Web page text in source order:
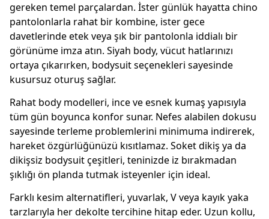
gereken temel parçalardan. İster günlük hayatta chino
pantolonlarla rahat bir kombine, ister gece
davetlerinde etek veya şık bir pantolonla iddialı bir
görünüme imza atın. Siyah body, vücut hatlarınızı
ortaya çıkarırken, bodysuit seçenekleri sayesinde
kusursuz oturuş sağlar.
Rahat body modelleri, ince ve esnek kumaş yapısıyla
tüm gün boyunca konfor sunar. Nefes alabilen dokusu
sayesinde terleme problemlerini minimuma indirerek,
hareket özgürlüğünüzü kısıtlamaz. Soket dikiş ya da
dikişsiz bodysuit çeşitleri, teninizde iz bırakmadan
şıklığı ön planda tutmak isteyenler için ideal.
Farklı kesim alternatifleri, yuvarlak, V veya kayık yaka
tarzlarıyla her dekolte tercihine hitap eder. Uzun kollu,